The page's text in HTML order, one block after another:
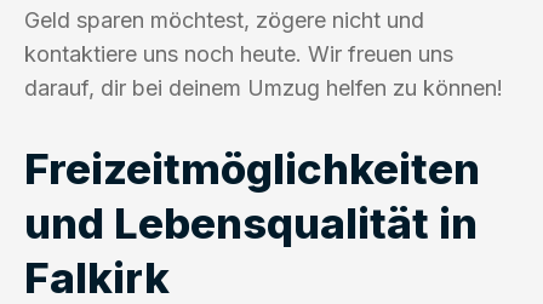
Geld sparen möchtest, zögere nicht und
kontaktiere uns noch heute. Wir freuen uns
darauf, dir bei deinem Umzug helfen zu können!
Freizeitmöglichkeiten
und Lebensqualität in
Falkirk